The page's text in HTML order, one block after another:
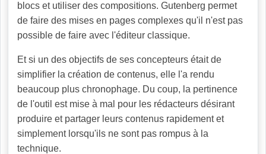
blocs et utiliser des compositions. Gutenberg permet
de faire des mises en pages complexes qu'il n'est pas
possible de faire avec l'éditeur classique.
Et si un des objectifs de ses concepteurs était de
simplifier la création de contenus, elle l'a rendu
beaucoup plus chronophage. Du coup, la pertinence
de l'outil est mise à mal pour les rédacteurs désirant
produire et partager leurs contenus rapidement et
simplement lorsqu'ils ne sont pas rompus à la
technique.